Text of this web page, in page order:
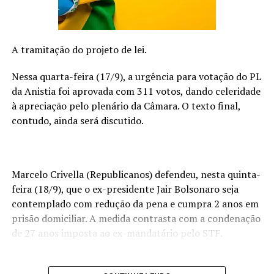
em 2024 e já tem shows agendados no Brasil, Europa e
EUA. Este ano celebra mais de 20 anos de carreira.
O cantor compartilha que 2023 foi um período repleto
seus novos planos. “Cada canção gravada representou
um grande aprendizado. Estou trabalhando quase 24
horas por dia para oferecer o meu melhor. Este projeto
‘do Brasil para o mundo’ me permite trazer minha
Acompanhe o artista nas redes sociais:
@anthonycarreraoficial
ANTHONY CARRERA OFICIAL
A tramitação do projeto de lei.
Nessa quarta-feira (17/9), a urgência para votação do PL
da Anistia foi aprovada com 311 votos, dando celeridade
à apreciação pelo plenário da Câmara. O texto final,
contudo, ainda será discutido.
Marcelo Crivella (Republicanos) defendeu, nesta quinta-
feira (18/9), que o ex-presidente Jair Bolsonaro seja
contemplado com redução da pena e cumpra 2 anos em
prisão domiciliar. A medida contrasta com a condenação
de 27 anos imposta ao ex-mandatário pelo STF.